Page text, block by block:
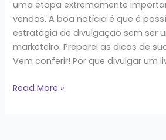
uma etapa extremamente
vendas. A boa notícia é que é
estratégia de divulgação sem ser
marketeiro. Preparei as dicas de
Vem conferir! Por que divulgar um
Read More »